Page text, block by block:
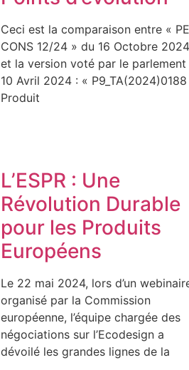
Ceci est la comparaison entre «
CONS 12/24 » du 16 Octobre 2024
et la version voté par le parlement
10 Avril 2024 : « P9_TA(2024)0188
Produit
L’ESPR : Une
Révolution Durable
pour les Produits
Européens
Le 22 mai 2024, lors d’un
organisé par la Commission
européenne, l’équipe chargée des
négociations sur l’Ecodesign a
dévoilé les grandes lignes de la